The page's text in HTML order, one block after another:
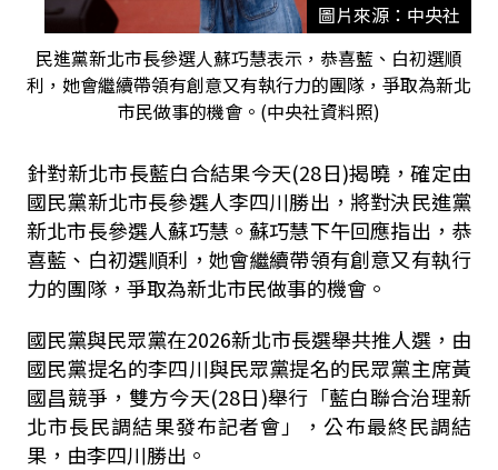
圖片來源：中央社
民進黨新北市長參選人蘇巧慧表示，恭喜藍、白初選順
利，她會繼續帶領有創意又有執行力的團隊，爭取為新北
市民做事的機會。(中央社資料照)
針對新北市長藍白合結果今天(28日)揭曉，確定由
國民黨新北市長參選人李四川勝出，將對決民進黨
新北市長參選人蘇巧慧。蘇巧慧下午回應指出，恭
喜藍、白初選順利，她會繼續帶領有創意又有執行
力的團隊，爭取為新北市民做事的機會。
國民黨與民眾黨在2026新北市長選舉共推人選，由
國民黨提名的李四川與民眾黨提名的民眾黨主席黃
國昌競爭，雙方今天(28日)舉行「藍白聯合治理新
北市長民調結果發布記者會」，公布最終民調結
果，由李四川勝出。